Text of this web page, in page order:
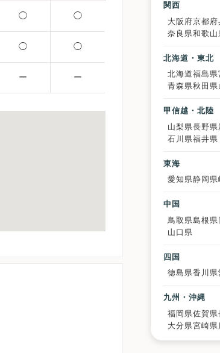
◯ ◯
◯ ◯
ー ー
関西
大阪府京都府
奈良県和歌山
北海道・東北
北海道福島県
青森県秋田県
甲信越・北陸
山梨県長野県
石川県福井県
東海
愛知県静岡県
中国
鳥取県島根県
山口県
四国
徳島県香川県
九州・沖縄
福岡県佐賀県
大分県宮崎県